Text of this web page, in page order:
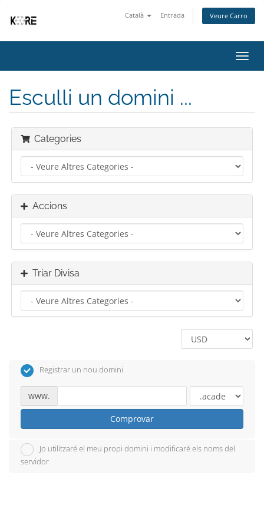
Català Entrada Veure Carro
la
Esculli un domini ...
Categories
Accions
Triar Divisa
Registrar un nou domini
www.
Comprovar
Jo utilitzaré el meu propi domini i modificaré els noms del
servidor